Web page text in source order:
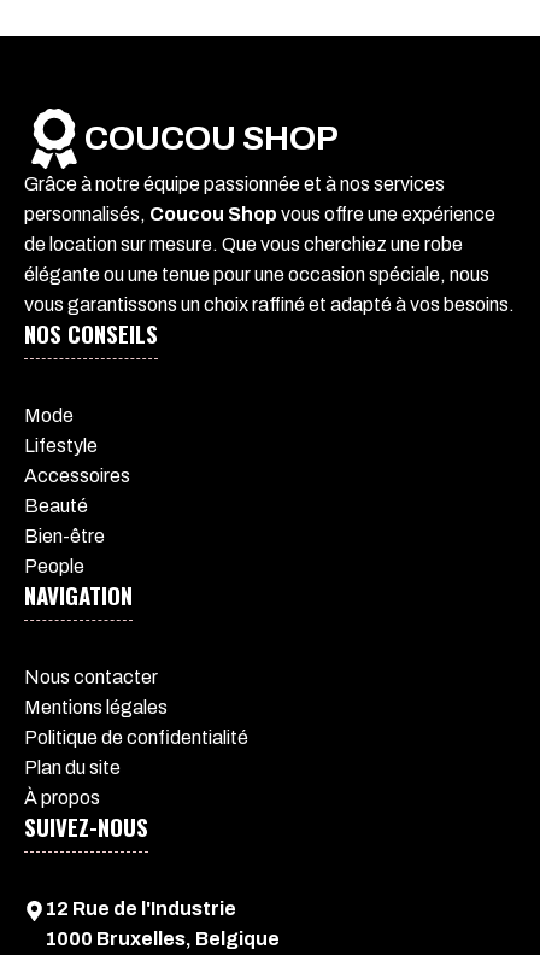
COUCOU SHOP
Grâce à notre équipe passionnée et à nos services
personnalisés, Coucou Shop vous offre une expérience
de location sur mesure. Que vous cherchiez une robe
élégante ou une tenue pour une occasion spéciale, nous
vous garantissons un choix raffiné et adapté à vos besoins.
NOS CONSEILS
Mode
Lifestyle
Accessoires
Beauté
Bien-être
People
NAVIGATION
Nous contacter
Mentions légales
Politique de confidentialité
Plan du site
À propos
SUIVEZ-NOUS
12 Rue de l'Industrie
1000 Bruxelles, Belgique